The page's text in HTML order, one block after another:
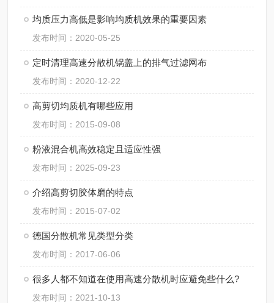
均质压力高低是影响均质机效果的重要因素
发布时间：2020-05-25
定时清理高速分散机锅盖上的排气过滤网布
发布时间：2020-12-22
高剪切均质机有哪些应用
发布时间：2015-09-08
粉液混合机高效稳定且适应性强
发布时间：2025-09-23
介绍高剪切胶体磨的特点
发布时间：2015-07-02
德国分散机常见类型分类
发布时间：2017-06-06
很多人都不知道在使用高速分散机时应避免些什么?
发布时间：2021-10-13